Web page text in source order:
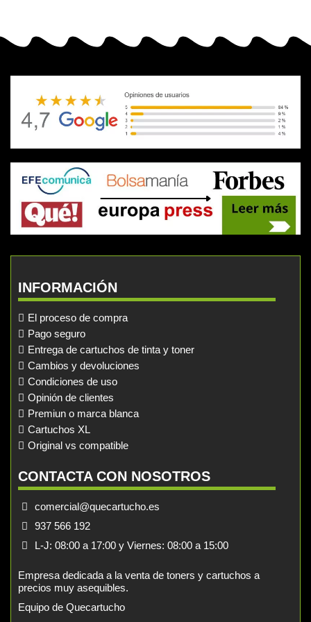
INFORMACIÓN
El proceso de compra
Pago seguro
Entrega de cartuchos de tinta y toner
Cambios y devoluciones
Condiciones de uso
Opinión de clientes
Premiun o marca blanca
Cartuchos XL
Original vs compatible
CONTACTA CON NOSOTROS
comercial@quecartucho.es
937 566 192
L-J: 08:00 a 17:00 y Viernes: 08:00 a 15:00
Empresa dedicada a la venta de toners y cartuchos a
precios muy asequibles.
Equipo de Quecartucho